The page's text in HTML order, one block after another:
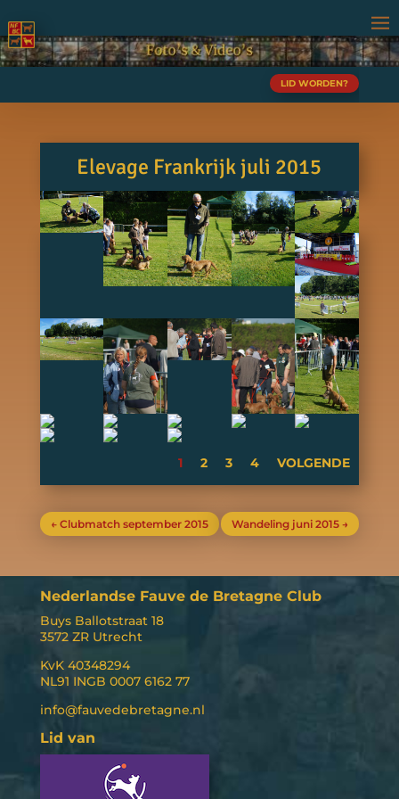
LID WORDEN?
Elevage Frankrijk juli 2015
1 2 3 4 VOLGENDE
← Clubmatch september 2015 Wandeling juni 2015 →
Nederlandse Fauve de Bretagne Club
Buys Ballotstraat 18
3572 ZR Utrecht
KvK 40348294
NL91 INGB 0007 6162 77
info@fauvedebretagne.nl
Lid van